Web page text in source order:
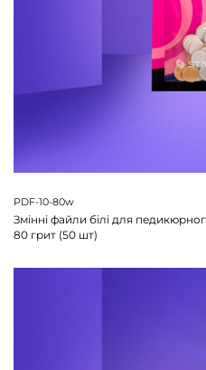
PDF-10-80w
Змінні файли білі для
80 грит (50 шт)